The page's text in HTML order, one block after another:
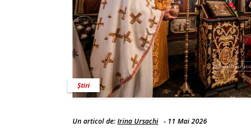
Știri
Un articol de: Irina Ursachi - 11 Mai 2026